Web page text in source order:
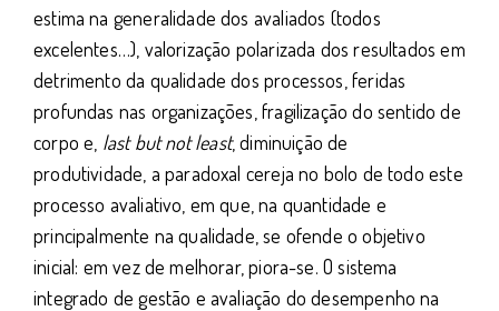
estima na generalidade dos avaliados (todos
excelentes…), valorização polarizada dos resultados em
detrimento da qualidade dos processos, feridas
profundas nas organizações, fragilização do sentido de
corpo e, last but not least, diminuição de
produtividade, a paradoxal cereja no bolo de todo este
processo avaliativo, em que, na quantidade e
principalmente na qualidade, se ofende o objetivo
inicial: em vez de melhorar, piora-se. O sistema
integrado de gestão e avaliação do desempenho na